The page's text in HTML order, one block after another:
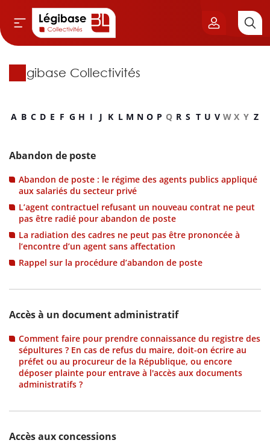
Aller au contenu principal
& Élu local
& Finances locales
publique
Légibase Collectivités
A B C D E F G H I J K L M N O P Q R S T U V W X Y Z
Abandon de poste
Abandon de poste : le régime des agents publics appliqué
aux salariés du secteur privé
L’agent contractuel refusant un nouveau contrat ne peut
pas être radié pour abandon de poste
La radiation des cadres ne peut pas être prononcée à
l’encontre d’un agent sans affectation
Rappel sur la procédure d’abandon de poste
Accès à un document administratif
Comment faire pour prendre connaissance du registre des
sépultures ? En cas de refus du maire, doit-on écrire au
préfet ou au procureur de la République, ou encore
déposer plainte pour entrave à l'accès aux documents
administratifs ?
Accès aux concessions